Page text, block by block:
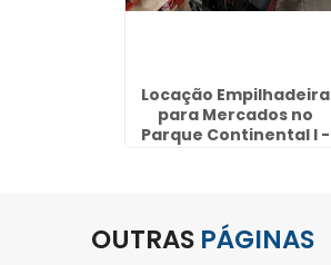
Locação Empilhadeira
para Mercados no
Parque Continental I -
OUTRAS PÁGINAS